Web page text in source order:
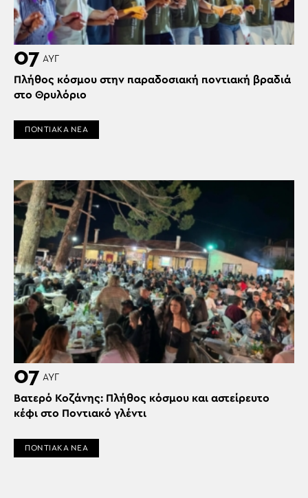
07 ΑΥΓ
Πλήθος κόσμου στην παραδοσιακή ποντιακή βραδιά
στο Θρυλόριο
ΠΟΝΤΙΑΚΑ ΝΕΑ
07 ΑΥΓ
Βατερό Κοζάνης: Πλήθος κόσμου και αστείρευτο
κέφι στο Ποντιακό γλέντι
ΠΟΝΤΙΑΚΑ ΝΕΑ